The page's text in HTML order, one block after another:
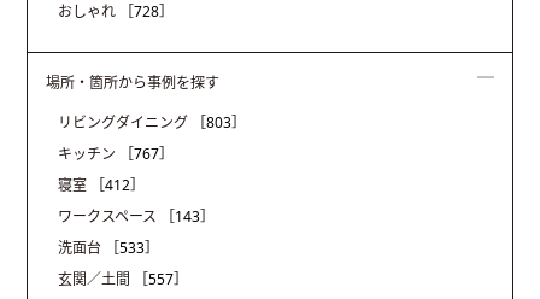
おしゃれ
［728］
場所・箇所から事例を探す
リビングダイニング
［803］
キッチン
［767］
寝室
［412］
ワークスペース
［143］
洗面台
［533］
玄関／土間
［557］